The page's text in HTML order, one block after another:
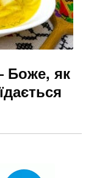
Боже, як